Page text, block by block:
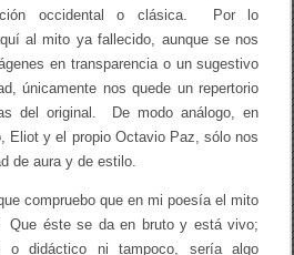
occidental o clásica. Por lo
al mito ya fallecido, aunque se nos
en transparencia o un sugestivo
únicamente nos quede un repertorio
del original. De modo análogo, en
Eliot y el propio Octavio Paz, sólo nos
de aura y de estilo.
compruebo que en mi poesía el mito
Que éste se da en bruto y está vivo;
o didáctico ni tampoco, sería algo